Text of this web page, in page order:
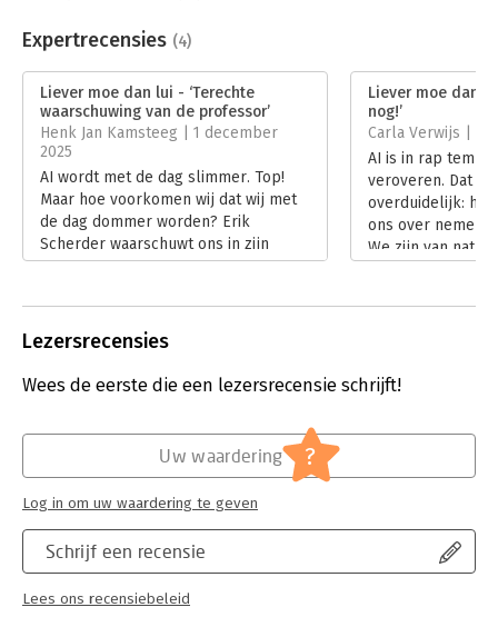
Uitgever:
Athenaeum Uitgeverij
Verschijningsdatum:
Hoofdrubriek: Persoonlijke effectiviteit Psychologie
Expertrecensies (4)
Liever moe dan lui - ‘Terechte
waarschuwing van de professor’
Henk Jan Kamsteeg | 1 december
2025
AI wordt met de dag slimmer. Top!
Maar hoe voorkomen wij dat wij met
de dag dommer worden? Erik
Scherder waarschuwt ons in zijn
boeiende boek Liever moe dan lui.
Liever moe dan
nog!’
Carla Verwijs |
AI is in rap
veroveren. Dat AI
overduidelijk: het
ons over nemen.
We zijn van
hem betreft staat
Lezersrecensies
Wees de eerste die een lezersrecensie schrijft!
Schrijf een recensie
Lees ons recensiebeleid
Uw waardering ?
Log in om uw waardering te geven